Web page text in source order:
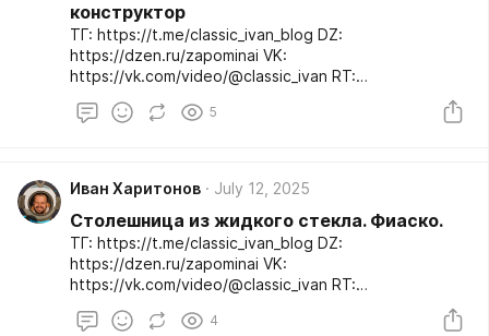
конструктор
ТГ: https://t.me/classic_ivan_blog DZ:
https://dzen.ru/zapominai VK:
https://vk.com/video/@classic_ivan RT:
https://youtube.com/c/zapominai TT:
5
Иван Харитонов July 12, 2025
Столешница из жидкого стекла. Фиаско.
ТГ: https://t.me/classic_ivan_blog DZ:
https://dzen.ru/zapominai VK:
https://vk.com/video/@classic_ivan RT:
https://youtube.com/c/zapominai TT:
4